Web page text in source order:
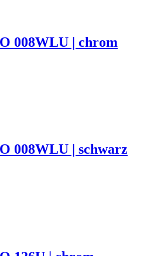
008WLU | chrom
008WLU | schwarz